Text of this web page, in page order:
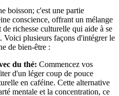
boisson; c'est une partie
conscience, offrant un mélange
richesse culturelle qui aide à se
Voici plusieurs façons d'intégrer le
de bien-être :
du thé: Commencez vos
d'un léger coup de pouce
en caféine. Cette alternative
mentale et la concentration, ce